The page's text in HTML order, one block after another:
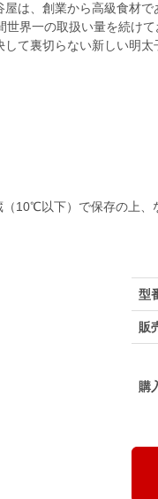
は、創業から高級食材
界一の取扱い量を続け
て裏切らない新しい明
10℃以下）で保存の上、
型
販
購